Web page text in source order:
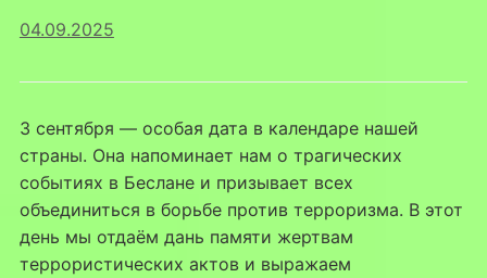
04.09.2025
3 сентября — особая дата в календаре нашей
страны. Она напоминает нам о трагических
событиях в Беслане и призывает всех
объединиться в борьбе против терроризма. В этот
день мы отдаём дань памяти жертвам
террористических актов и выражаем